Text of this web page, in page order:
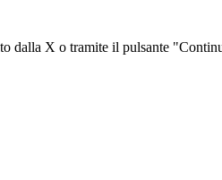
dalla X o tramite il pulsante